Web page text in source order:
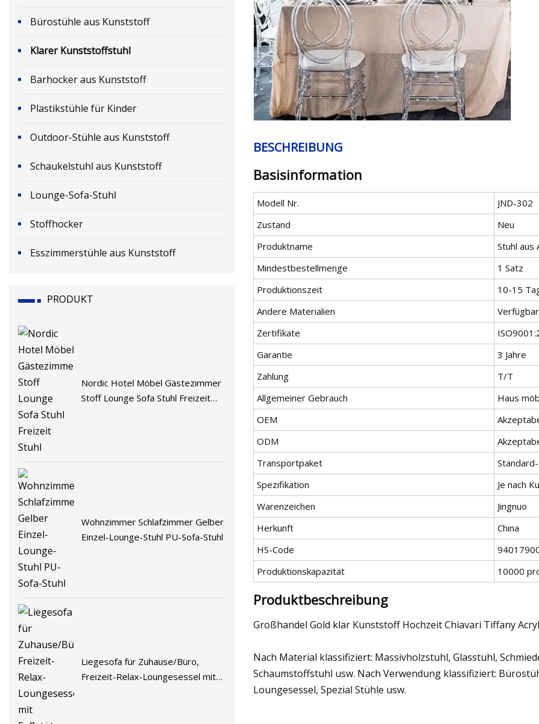
Bürostühle aus Kunststoff
Klarer Kunststoffstuhl
Barhocker aus Kunststoff
Plastikstühle für Kinder
Outdoor-Stühle aus Kunststoff
Schaukelstuhl aus Kunststoff
Lounge-Sofa-Stuhl
Stoffhocker
Esszimmerstühle aus Kunststoff
PRODUKT
Nordic Hotel Möbel Gästezimmer
Stoff Lounge Sofa Stuhl Freizeit
Wohnzimmer Schlafzimmer Gelber
Einzel-Lounge-Stuhl PU-Sofa-Stuhl
Liegesofa für Zuhause/Büro,
Freizeit-Relax-Loungesessel mit
BESCHREIBUNG
Basisinformation
Modell Nr.
JND-302
Zustand
Neu
Produktname
Stuhl aus
Mindestbestellmenge
1 Satz
Produktionszeit
10-15
Andere Materialien
Verfügbar
Zertifikate
Garantie
3 Jahre
Zahlung
T/T
Allgemeiner Gebrauch
Haus
OEM
ODM
Transportpaket
Spezifikation
Je nach
Warenzeichen
Jingnuo
Herkunft
China
HS-Code
Produktionskapazität
10000
Produktbeschreibung
Großhandel Gold klar Kunststoff Hochzeit Chiavari Tiffany
Nach Material klassifiziert: Massivholzstuhl, Glasstuhl,
Schaumstoffstuhl usw. Nach Verwendung klassifiziert:
Loungesessel, Spezial Stühle usw.